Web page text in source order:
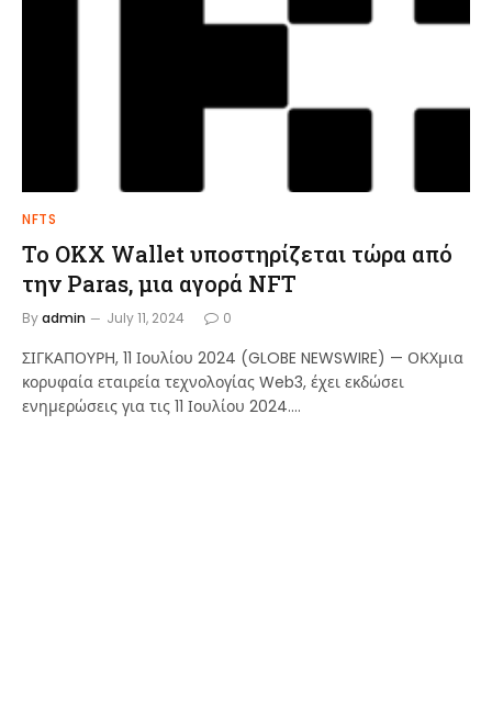
NFTS
Το OKX Wallet υποστηρίζεται τώρα από
την Paras, μια αγορά NFT
Byadmin July 11, 2024 0
ΣΙΓΚΑΠΟΥΡΗ, 11 Ιουλίου 2024 (GLOBE NEWSWIRE) — ΟΚΧμια
κορυφαία εταιρεία τεχνολογίας Web3, έχει εκδώσει
ενημερώσεις για τις 11 Ιουλίου 2024.…